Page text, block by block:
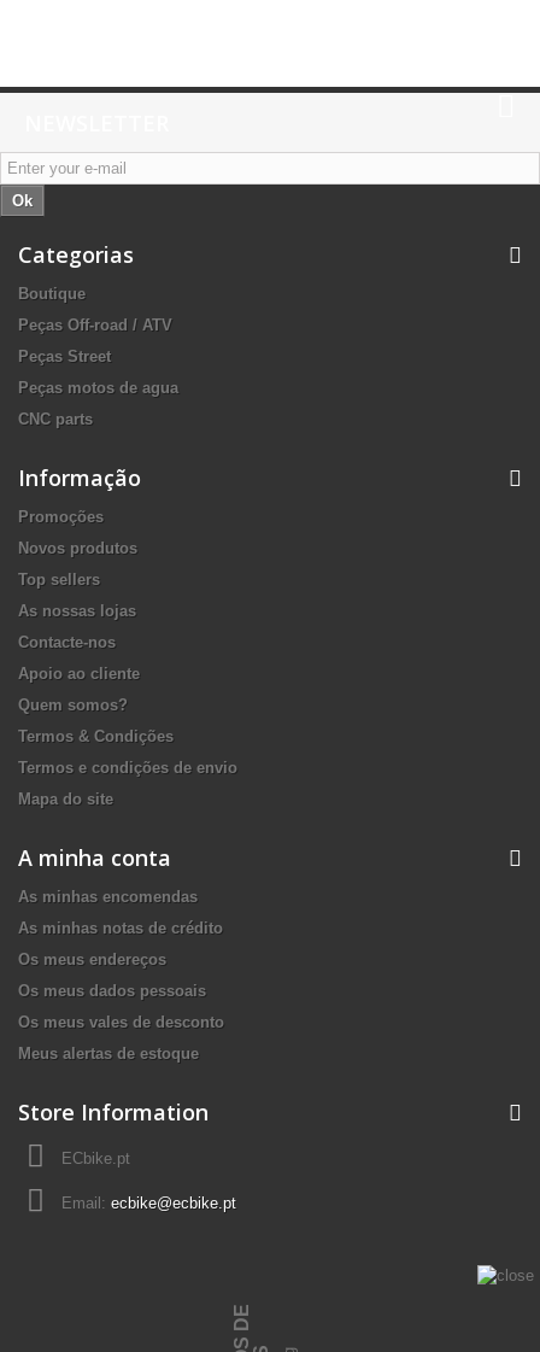
Ok
Categorias
Boutique
Peças Off-road / ATV
Peças Street
Peças motos de agua
CNC parts
Informação
Promoções
Novos produtos
Top sellers
As nossas lojas
Contacte-nos
Apoio ao cliente
Quem somos?
Termos & Condições
Termos e condições de envio
Mapa do site
A minha conta
As minhas encomendas
As minhas notas de crédito
Os meus endereços
Os meus dados pessoais
Os meus vales de desconto
Meus alertas de estoque
Store Information
ECbike.pt
Email: ecbike@ecbike.pt